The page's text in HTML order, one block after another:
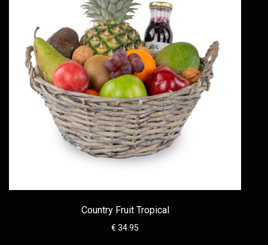
Country Fruit Tropical
€ 34.95